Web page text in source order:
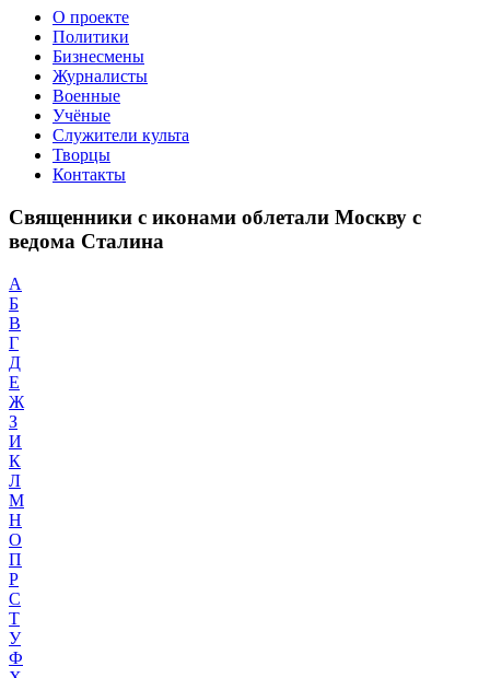
О проекте
Политики
Бизнесмены
Журналисты
Военные
Учёные
Служители культа
Творцы
Контакты
Священники с иконами облетали Москву с
ведома Сталина
А
Б
В
Г
Д
Е
Ж
З
И
К
Л
М
Н
О
П
Р
С
Т
У
Ф